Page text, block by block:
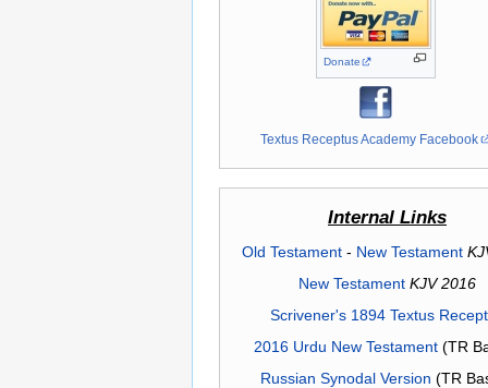
Donate
Textus Receptus Academy Facebook
Internal Links
Old Testament- New Testament
New Testament KJV 2016
Scrivener's 1894 Textus
2016 Urdu New Testament(TR
Russian Synodal Version (TR